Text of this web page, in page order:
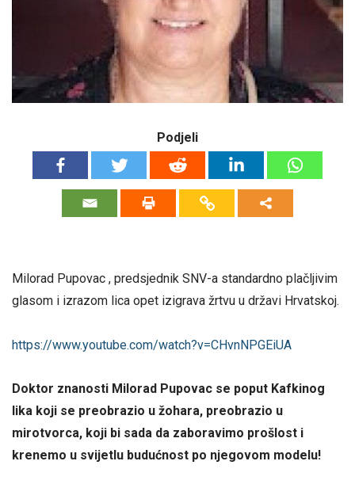
Podjeli
Milorad Pupovac , predsjednik SNV-a standardno plačljivim
glasom i izrazom lica opet izigrava žrtvu u državi Hrvatskoj.
https://www.youtube.com/watch?v=CHvnNPGEiUA
Doktor znanosti Milorad Pupovac se poput Kafkinog
lika koji se preobrazio u žohara, preobrazio u
mirotvorca, koji bi sada da zaboravimo prošlost i
krenemo u svijetlu budućnost po njegovom modelu!